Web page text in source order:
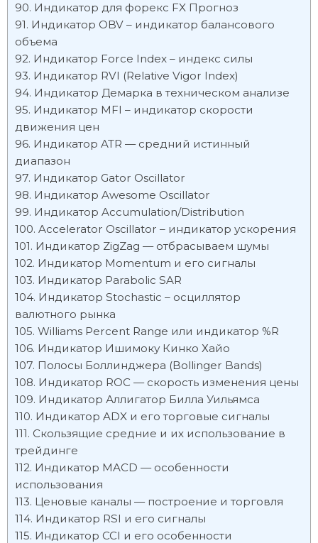
Индикатор для форекс FX Прогноз
Индикатор OBV – индикатор балансового
объема
Индикатор Force Index – индекс силы
Индикатор RVI (Relative Vigor Index)
Индикатор Демарка в техническом анализе
Индикатор MFI – индикатор скорости
движения цен
Индикатор ATR — средний истинный
диапазон
Индикатор Gator Oscillator
Индикатор Awesome Oscillator
Индикатор Accumulation/Distribution
Accelerator Oscillator – индикатор ускорения
Индикатор ZigZag — отбрасываем шумы
Индикатор Momentum и его сигналы
Индикатор Parabolic SAR
Индикатор Stochastic – осциллятор
валютного рынка
Williams Percent Range или индикатор %R
Индикатор Ишимоку Кинко Хайо
Полосы Боллинджера (Bollinger Bands)
Индикатор ROC — скорость изменения цены
Индикатор Аллигатор Билла Уильямса
Индикатор ADX и его торговые сигналы
Скользящие средние и их использование в
трейдинге
Индикатор MACD — особенности
использования
Ценовые каналы — построение и торговля
Индикатор RSI и его сигналы
Индикатор CCI и его особенности